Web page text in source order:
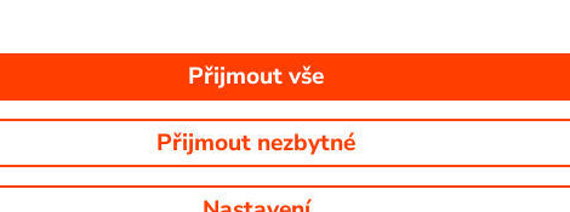
tomto webu jsou zobrazovány obrázky z pořadů TV stanic, které můžete
Přijmout vše
Přijmout nezbytné